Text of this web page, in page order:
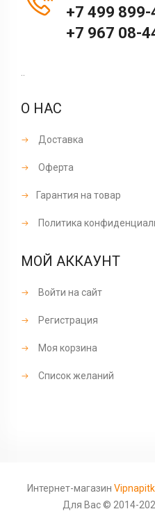
+7 499 899-
+7 967 08-
..
О НАС
Доставка
Оферта
Гарантия на товар
Политика
МОЙ АККАУНТ
Войти на сайт
Регистрация
Моя корзина
Список желаний
Интернет-магазин
Для Вас © 2014-